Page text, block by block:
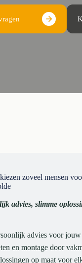
zoveel mensen
advies, slimme
advies voor
en montage door
op maat voor